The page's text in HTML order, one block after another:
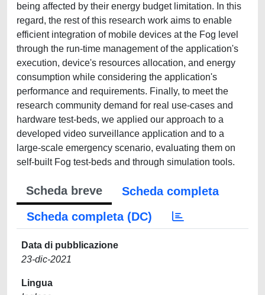
being affected by their energy budget limitation. In this
regard, the rest of this research work aims to enable
efficient integration of mobile devices at the Fog level
through the run-time management of the application's
execution, device's resources allocation, and energy
consumption while considering the application's
performance and requirements. Finally, to meet the
research community demand for real use-cases and
hardware test-beds, we applied our approach to a
developed video surveillance application and to a
large-scale emergency scenario, evaluating them on
self-built Fog test-beds and through simulation tools.
Scheda breve
Scheda completa
Scheda completa (DC)
Data di pubblicazione
23-dic-2021
Lingua